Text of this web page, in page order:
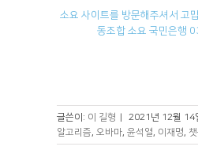
소요 사이트를 방문해주셔서 고
동조합 소요 국민은행
글쓴이: 이 길형 2021년 12월 14
알고리즘, 오바마, 윤석열, 이재명,